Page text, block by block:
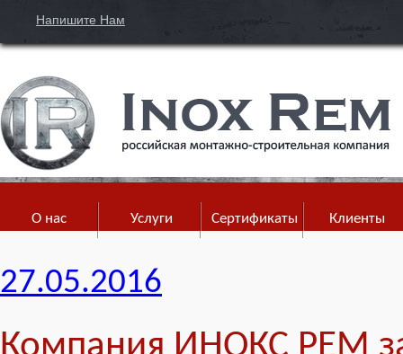
Напишите Нам
О нас Услуги Сертификаты Клиенты
27.05.2016